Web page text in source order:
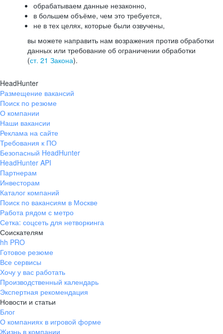
обрабатываем данные незаконно,
в большем объёме, чем это требуется,
не в тех целях, которые были озвучены,
вы можете направить нам возражения против обработки
данных или требование об ограничении обработки
(ст. 21 Закона).
HeadHunter
Размещение вакансий
Поиск по резюме
О компании
Наши вакансии
Реклама на сайте
Требования к ПО
Безопасный HeadHunter
HeadHunter API
Партнерам
Инвесторам
Каталог компаний
Поиск по вакансиям в Москве
Работа рядом с метро
Сетка: соцсеть для нетворкинга
Соискателям
hh PRO
Готовое резюме
Все сервисы
Хочу у вас работать
Производственный календарь
Экспертная рекомендация
Новости и статьи
Блог
О компаниях в игровой форме
Жизнь в компании